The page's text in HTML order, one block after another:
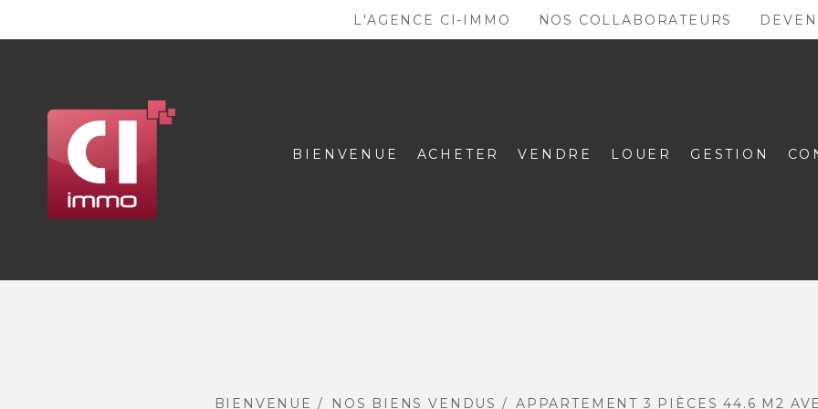
L'AGENCE CI-IMMO NOS COLLABORATEURS
BIENVENUE ACHETER VENDRE LOUER GESTION
BIENVENUE NOS BIENS VENDUS APPARTEMENT 3 PIÈCES 44.6 M2